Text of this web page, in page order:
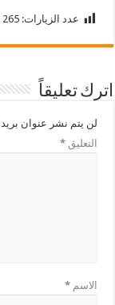
عدد الزيارات: 265
اترك تعليقاً
لن يتم نشر عنوان
التعليق*
الاسم*